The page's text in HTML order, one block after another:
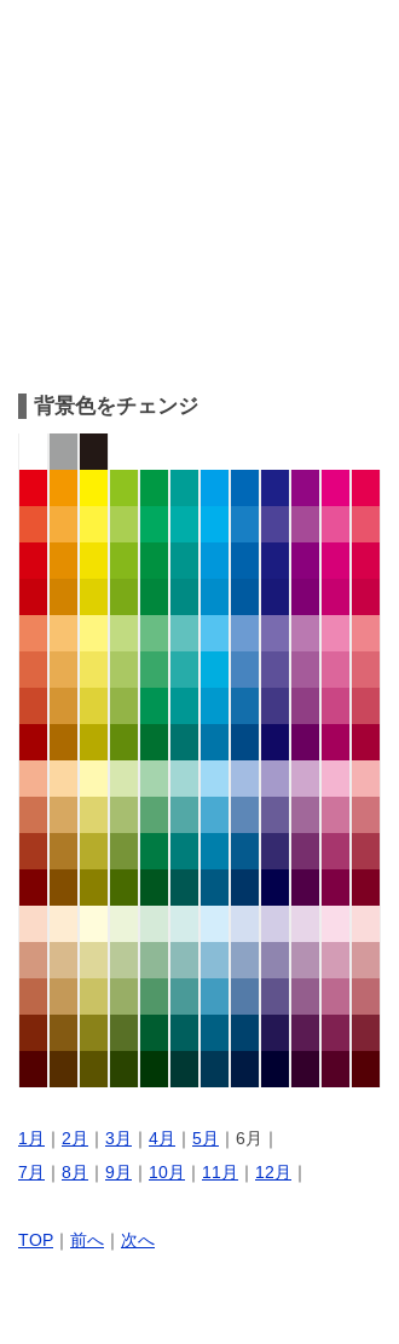
背景色をチェンジ
1月 ｜ 2月 ｜ 3月 ｜ 4月 ｜ 5月 ｜6月｜
7月 ｜ 8月 ｜ 9月 ｜ 10月 ｜ 11月 ｜ 12月 ｜
TOP ｜ 前へ ｜ 次へ